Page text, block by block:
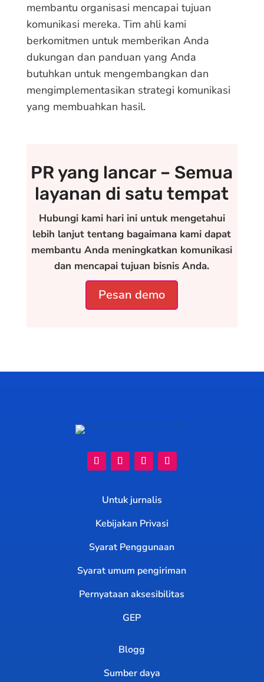
membantu organisasi mencapai tujuan
komunikasi mereka. Tim ahli kami
berkomitmen untuk memberikan Anda
dukungan dan panduan yang Anda
butuhkan untuk mengembangkan dan
mengimplementasikan strategi komunikasi
yang membuahkan hasil.
PR yang lancar – Semua
layanan di satu tempat
Hubungi kami hari ini untuk mengetahui
lebih lanjut tentang bagaimana kami dapat
membantu Anda meningkatkan komunikasi
dan mencapai tujuan bisnis Anda.
Pesan demo
Untuk jurnalis
Kebijakan Privasi
Syarat Penggunaan
Syarat umum pengiriman
Pernyataan aksesibilitas
GEP
Blogg
Sumber daya